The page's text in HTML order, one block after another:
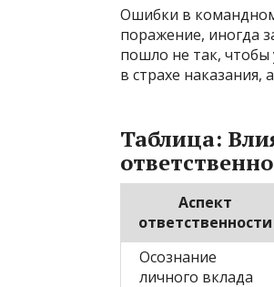
Ошибки в
поражение, иногда
пошло не так, чтобы
в страхе наказания,
Таблица:
Аспект
ответственности
Осознание
личного вклада